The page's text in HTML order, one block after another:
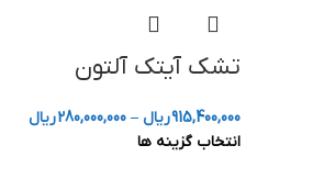
تشک آیتک آلتون
915,400,000ریال –
280,000,000ریال
انتخاب گزینه ها